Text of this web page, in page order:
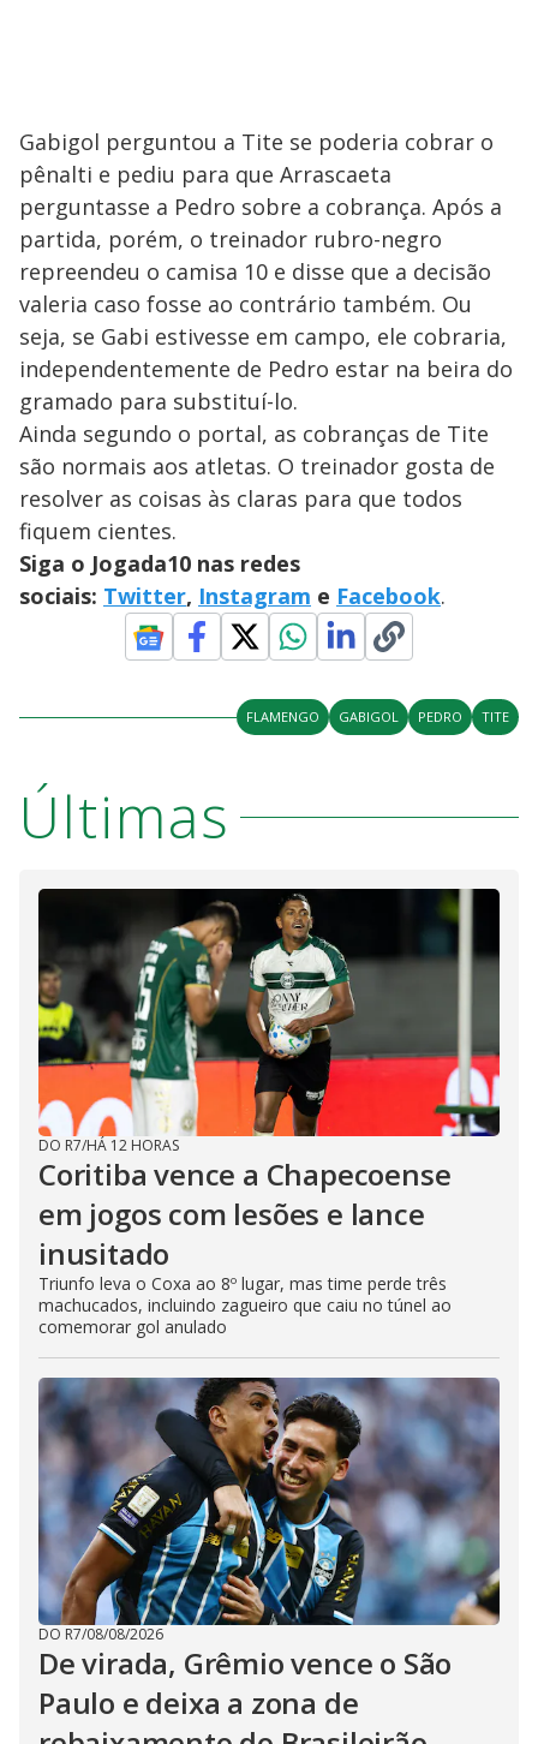
Gabigol perguntou a Tite se poderia cobrar o
pênalti e pediu para que Arrascaeta
perguntasse a Pedro sobre a cobrança. Após a
partida, porém, o treinador rubro-negro
repreendeu o camisa 10 e disse que a decisão
valeria caso fosse ao contrário também. Ou
seja, se Gabi estivesse em campo, ele cobraria,
independentemente de Pedro estar na beira do
gramado para substituí-lo.
Ainda segundo o portal, as cobranças de Tite
são normais aos atletas. O treinador gosta de
resolver as coisas às claras para que todos
fiquem cientes.
Siga o Jogada10 nas redes
sociais: Twitter, Instagram e Facebook.
FLAMENGO GABIGOL PEDRO TITE
Últimas
DO R7/HÁ 12 HORAS
Coritiba vence a Chapecoense
em jogos com lesões e lance
inusitado
Triunfo leva o Coxa ao 8º lugar, mas time perde três
machucados, incluindo zagueiro que caiu no túnel ao
comemorar gol anulado
DO R7/08/08/2026
De virada, Grêmio vence o São
Paulo e deixa a zona de